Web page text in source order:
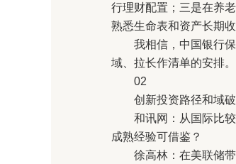
行理财配置；三是在养
熟悉生命表和资产长期
我相信，中国银行保
域、拉长作清单的安排。
02
创新投资路径和域破
和讯网：从国际比较
成熟经验可借鉴？
徐高林：在美联储带